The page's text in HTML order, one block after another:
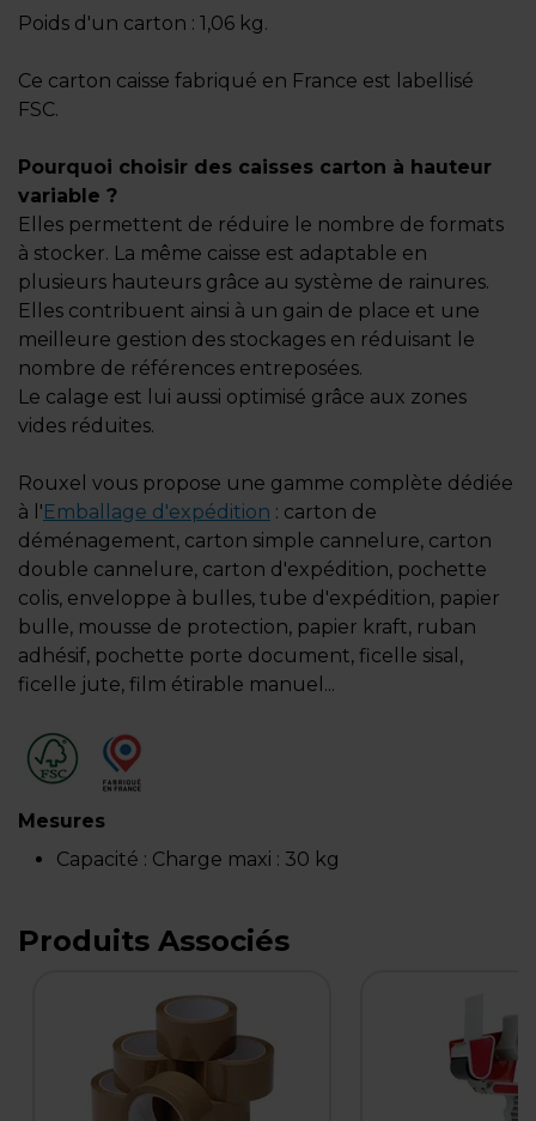
Poids d'un carton : 1,06 kg.
Ce carton caisse fabriqué en France est labellisé
FSC.
Pourquoi choisir des caisses carton à hauteur
variable ?
Elles permettent de réduire le nombre de formats
à stocker. La même caisse est adaptable en
plusieurs hauteurs grâce au système de rainures.
Elles contribuent ainsi à un gain de place et une
meilleure gestion des stockages en réduisant le
nombre de références entreposées.
Le calage est lui aussi optimisé grâce aux zones
vides réduites.
Rouxel vous propose une gamme complète dédiée
à l'Emballage d'expédition : carton de
déménagement, carton simple cannelure, carton
double cannelure, carton d'expédition, pochette
colis, enveloppe à bulles, tube d'expédition, papier
bulle, mousse de protection, papier kraft, ruban
adhésif, pochette porte document, ficelle sisal,
ficelle jute, film étirable manuel...
Mesures
Capacité : Charge maxi : 30 kg
Produits Associés